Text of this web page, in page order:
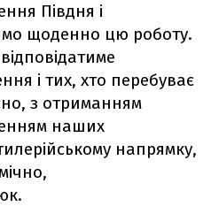
Півдня і
щоденно цю роботу.
і тих, хто перебуває
з отриманням
наших
напрямку,